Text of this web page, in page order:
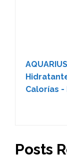
Calorías -
Posts